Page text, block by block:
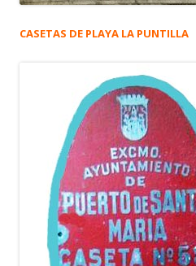
CASETAS DE PLAYA LA PUNTILLA